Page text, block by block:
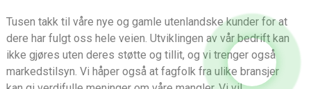
Tusen takk til våre nye og gamle utenlandske kunder for at
dere har fulgt oss hele veien. Utviklingen av vår bedrift kan
ikke gjøres uten deres støtte og tillit, og vi trenger også
markedstilsyn. Vi håper også at fagfolk fra ulike bransjer